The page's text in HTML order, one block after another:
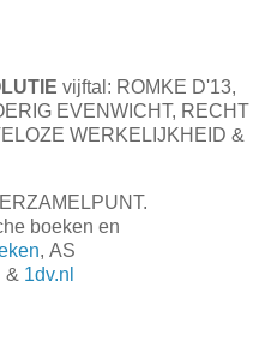
vijftal: ROMKE D'13,
EVENWICHT, RECHT
WERKELIJKHEID &
boeken en
, AS
& 1dv.nl